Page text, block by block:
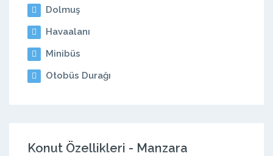
Dolmuş
Havaalanı
Minibüs
Otobüs Durağı
Konut Özellikleri - Manzara